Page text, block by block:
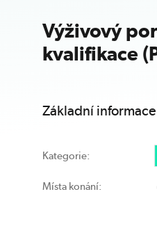
Výživový
kvalifikace
Základní informace
Kategorie:
Místa konání: